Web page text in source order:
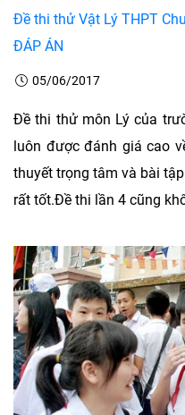
Đề thi thử Vật Lý THPT
ĐÁP ÁN
05/06/2017
Đề thi thử môn Lý của
luôn được đánh giá cao
thuyết trọng tâm và bài
rất tốt.Đề thi lần 4 cũng